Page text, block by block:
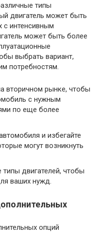
типы
двигатель может быть
с интенсивным
может быть более
выбрать вариант,
потребностям.
вторичном рынке, чтобы
с нужным
по еще более
и избегайте
могут возникнуть
двигателей, чтобы
ваших нужд.